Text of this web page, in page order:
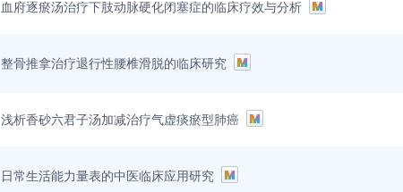
血府逐瘀汤治疗下肢动脉硬化闭塞症的临床疗效与分析
整骨推拿治疗退行性腰椎滑脱的临床研究
浅析香砂六君子汤加减治疗气虚痰瘀型肺癌
日常生活能力量表的中医临床应用研究